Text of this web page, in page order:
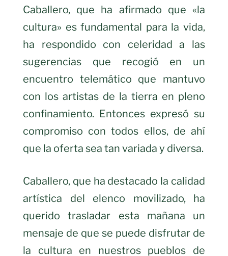
Caballero, que ha afirmado que «la
cultura» es fundamental para la vida,
ha respondido con celeridad a las
sugerencias que recogió en un
encuentro telemático que mantuvo
con los artistas de la tierra en pleno
confinamiento. Entonces expresó su
compromiso con todos ellos, de ahí
que la oferta sea tan variada y diversa.
Caballero, que ha destacado la calidad
artística del elenco movilizado, ha
querido trasladar esta mañana un
mensaje de que se puede disfrutar de
la cultura en nuestros pueblos de